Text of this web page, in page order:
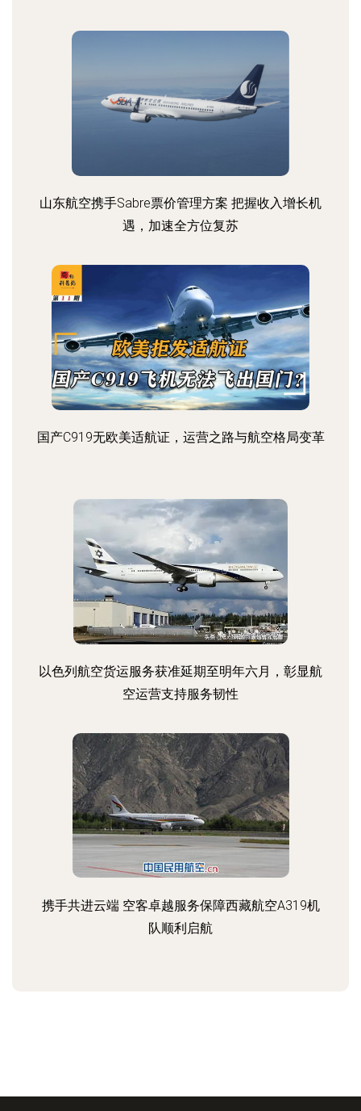
山东航空携手Sabre票价管理方案 把握收入增长机
遇，加速全方位复苏
国产C919无欧美适航证，运营之路与航空格局变革
以色列航空货运服务获准延期至明年六月，彰显航
空运营支持服务韧性
携手共进云端 空客卓越服务保障西藏航空A319机
队顺利启航